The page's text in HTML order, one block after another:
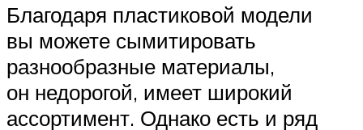
Благодаря пластиковой модели
вы можете сымитировать
разнообразные материалы,
он недорогой, имеет широкий
ассортимент. Однако есть и ряд